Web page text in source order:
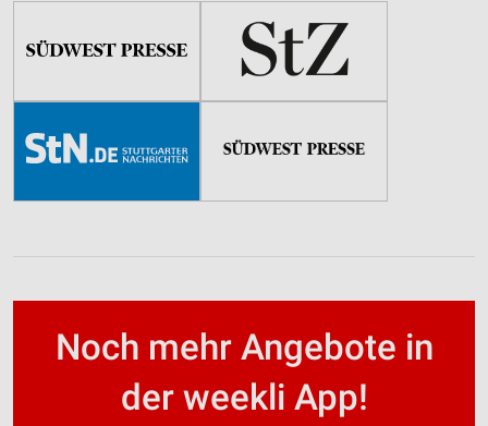
Noch mehr Angebote in
der weekli App!